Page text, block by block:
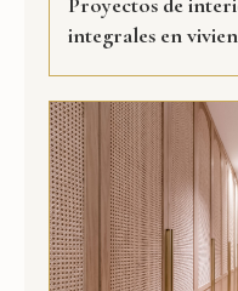
integrales en